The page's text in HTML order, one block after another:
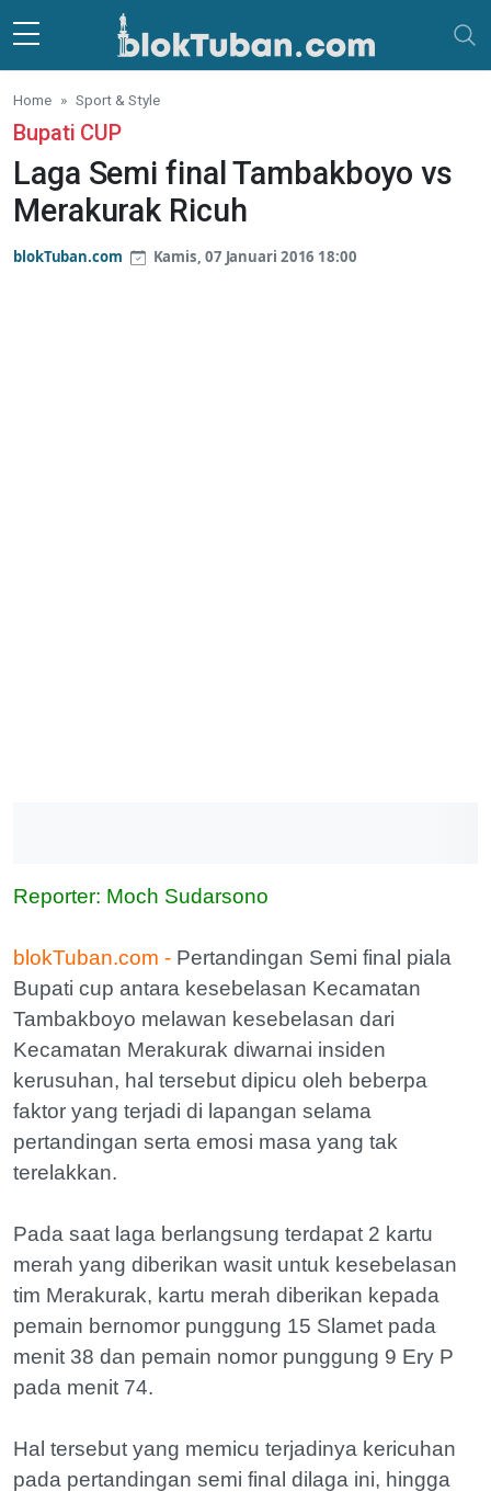
Skip to main content
Home Sport & Style
Bupati CUP
Laga Semi final Tambakboyo vs
Merakurak Ricuh
blokTuban.com Kamis, 07 Januari 2016 18:00
Reporter: Moch Sudarsono
blokTuban.com - Pertandingan Semi final piala
Bupati cup antara kesebelasan Kecamatan
Tambakboyo melawan kesebelasan dari
Kecamatan Merakurak diwarnai insiden
kerusuhan, hal tersebut dipicu oleh beberpa
faktor yang terjadi di lapangan selama
pertandingan serta emosi masa yang tak
terelakkan.
Pada saat laga berlangsung terdapat 2 kartu
merah yang diberikan wasit untuk kesebelasan
tim Merakurak, kartu merah diberikan kepada
pemain bernomor punggung 15 Slamet pada
menit 38 dan pemain nomor punggung 9 Ery P
pada menit 74.
Hal tersebut yang memicu terjadinya kericuhan
pada pertandingan semi final dilaga ini, hingga